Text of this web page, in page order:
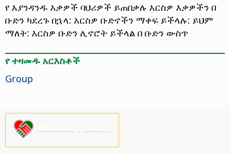
የ እያንዳንዱ እቃዎች ባህሪዎች ይጠበቃሉ እርስዎ እቃዎችን በ
ቡድን ካደረጉ በኋላ: እርስዎ ቡድኖችን ማቀፍ ይችላሉ: ይህም
ማለት: እርስዎ ቡድን ሊኖሮት ይችላል በ ቡድን ውስጥ
የ ተዛመዱ አርእስቶች
Group